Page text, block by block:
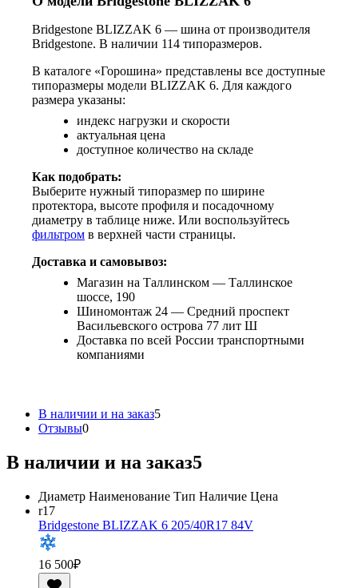
Bridgestone BLIZZAK 6 — шина от производителя
Bridgestone. В наличии 114 типоразмеров.
В каталоге «Горошина» представлены все доступные
типоразмеры модели BLIZZAK 6. Для каждого
размера указаны:
индекс нагрузки и скорости
актуальная цена
доступное количество на складе
Как подобрать:
Выберите нужный типоразмер по ширине
протектора, высоте профиля и посадочному
диаметру в таблице ниже. Или воспользуйтесь
фильтром в верхней части страницы.
Доставка и самовывоз:
Магазин на Таллинском — Таллинское
шоссе, 190
Шиномонтаж 24 — Средний проспект
Васильевского острова 77 лит Ш
Доставка по всей России транспортными
компаниями
В наличии и на заказ5
Отзывы0
В наличии и на заказ5
Диаметр Наименование Тип Наличие Цена
r17
Bridgestone BLIZZAK 6 205/40R17 84V
16 500₽